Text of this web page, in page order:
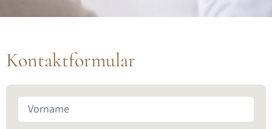
Kontaktformular